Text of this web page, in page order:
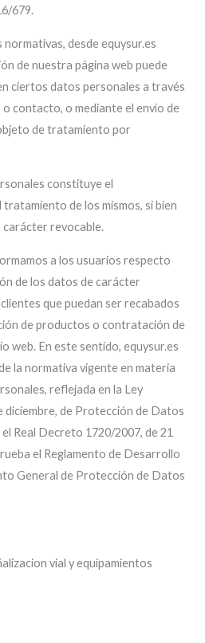
679.
desde equysur.es
de nuestra página web puede
ciertos datos personales a través
contacto, o mediante el envío de
de tratamiento por
constituye el
de los mismos, si bien
carácter revocable.
a los usuarios respecto
de los datos de carácter
que puedan ser recabados
de productos o contratación de
web. En este sentido, equysur.es
la normativa vigente en materia
reflejada en la Ley
diciembre, de Protección de Datos
Real Decreto 1720/2007, de 21
el Reglamento de Desarrollo
General de Protección de Datos
vial y equipamientos